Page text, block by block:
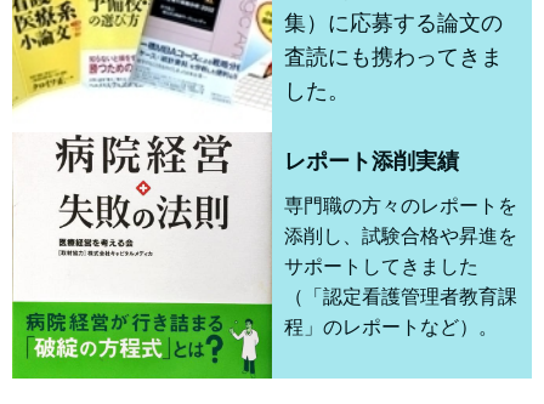
集）に応募する論文の
査読にも携わってきま
した。
レポート添削実績
専門職の方々のレポートを
添削し、試験合格や昇進を
サポートしてきました
（「認定看護管理者教育課
程」のレポートなど）。